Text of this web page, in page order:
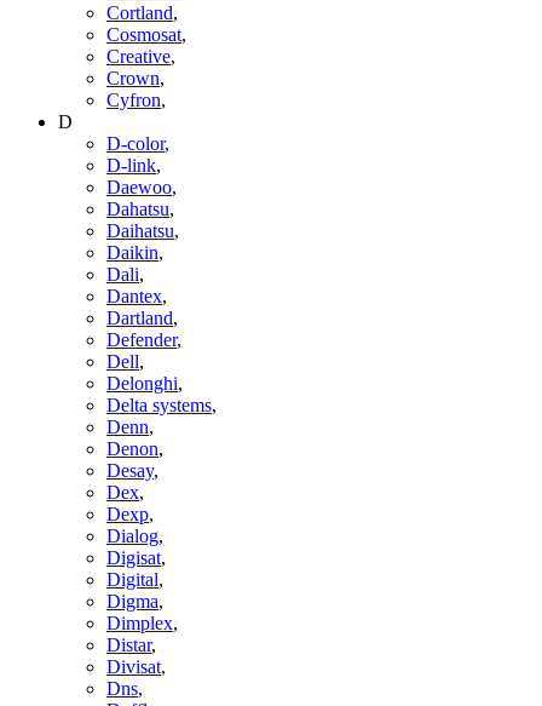
Cortland,
Cosmosat,
Creative,
Crown,
Cyfron,
D
D-color,
D-link,
Daewoo,
Dahatsu,
Daihatsu,
Daikin,
Dali,
Dantex,
Dartland,
Defender,
Dell,
Delonghi,
Delta systems,
Denn,
Denon,
Desay,
Dex,
Dexp,
Dialog,
Digisat,
Digital,
Digma,
Dimplex,
Distar,
Divisat,
Dns,